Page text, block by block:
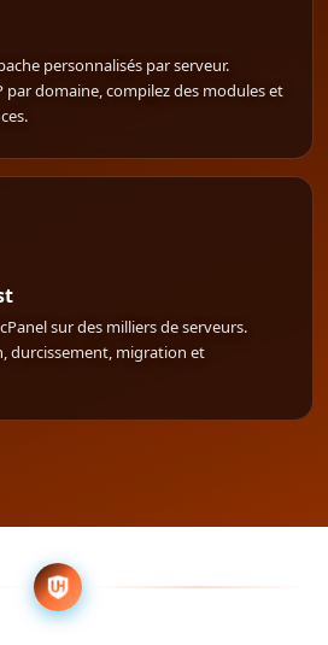
personnalisés par serveur.
par domaine, compilez des modules et
sur des milliers de serveurs.
durcissement, migration et